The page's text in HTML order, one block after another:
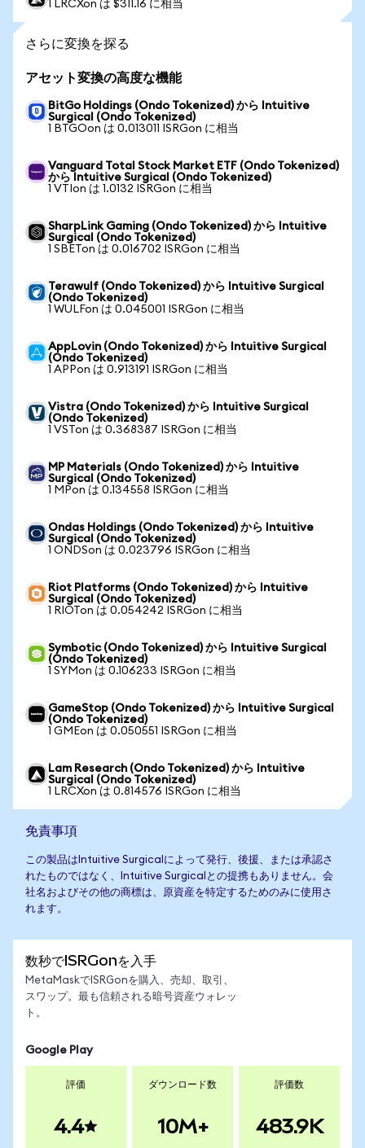
1 LRCXon は $311.16 に相当
さらに変換を探る
アセット変換の高度な機能
BitGo Holdings (Ondo Tokenized) から Intuitive
Surgical (Ondo Tokenized)
1 BTGOon は 0.013011 ISRGon に相当
Vanguard Total Stock Market ETF (Ondo Tokenized)
から Intuitive Surgical (Ondo Tokenized)
1 VTIon は 1.0132 ISRGon に相当
SharpLink Gaming (Ondo Tokenized) から Intuitive
Surgical (Ondo Tokenized)
1 SBETon は 0.016702 ISRGon に相当
Terawulf (Ondo Tokenized) から Intuitive Surgical
(Ondo Tokenized)
1 WULFon は 0.045001 ISRGon に相当
AppLovin (Ondo Tokenized) から Intuitive Surgical
(Ondo Tokenized)
1 APPon は 0.913191 ISRGon に相当
Vistra (Ondo Tokenized) から Intuitive Surgical
(Ondo Tokenized)
1 VSTon は 0.368387 ISRGon に相当
MP Materials (Ondo Tokenized) から Intuitive
Surgical (Ondo Tokenized)
1 MPon は 0.134558 ISRGon に相当
Ondas Holdings (Ondo Tokenized) から Intuitive
Surgical (Ondo Tokenized)
1 ONDSon は 0.023796 ISRGon に相当
Riot Platforms (Ondo Tokenized) から Intuitive
Surgical (Ondo Tokenized)
1 RIOTon は 0.054242 ISRGon に相当
Symbotic (Ondo Tokenized) から Intuitive Surgical
(Ondo Tokenized)
1 SYMon は 0.106233 ISRGon に相当
GameStop (Ondo Tokenized) から Intuitive Surgical
(Ondo Tokenized)
1 GMEon は 0.050551 ISRGon に相当
Lam Research (Ondo Tokenized) から Intuitive
Surgical (Ondo Tokenized)
1 LRCXon は 0.814576 ISRGon に相当
免責事項
この製品はIntuitive Surgicalによって発行、後援、または承認さ
れたものではなく、Intuitive Surgicalとの提携もありません。会
社名およびその他の商標は、原資産を特定するためのみに使用さ
れます。
数秒でISRGonを入手
MetaMaskでISRGonを購入、売却、取引、
スワップ。最も信頼される暗号資産ウォレッ
ト。
Google Play
評価
4.4
ダウンロード数
10M+
評価数
483.9K